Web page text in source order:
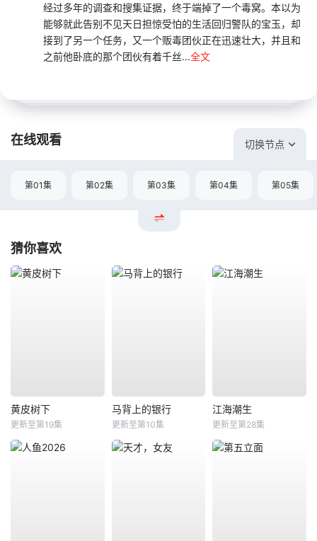
经过多年的调查和搜集证据，终于端掉了一个毒窝。本以为
能够就此告别不见天日担惊受怕的生活回归警队的宝玉，却
接到了另一个任务，又一个贩毒团伙正在迅速壮大，并且和
之前他卧底的那个团伙有着千丝...全文
在线观看 切换节点
第01集 第02集 第03集 第04集 第05集
猜你喜欢
黄皮树下
更新至第19集
马背上的银行
更新至第10集
江海潮生
更新至第28集